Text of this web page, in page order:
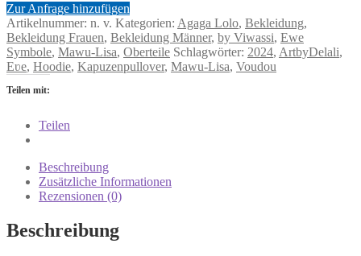
Zur Anfrage hinzufügen
Artikelnummer: n. v. Kategorien: Agaga Lolo, Bekleidung,
Bekleidung Frauen, Bekleidung Männer, by Viwassi, Ewe
Symbole, Mawu-Lisa, Oberteile Schlagwörter: 2024, ArtbyDelali,
Eʋe, Hoodie, Kapuzenpullover, Mawu-Lisa, Voudou
Teilen mit:
Teilen
Beschreibung
Zusätzliche Informationen
Rezensionen (0)
Beschreibung